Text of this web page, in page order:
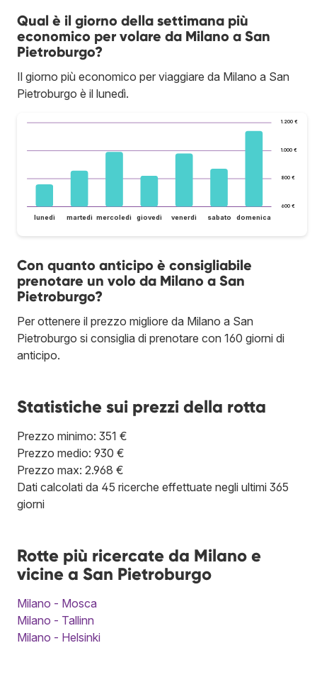
Qual è il giorno della settimana più
economico per volare da Milano a San
Pietroburgo?
Il giorno più economico per viaggiare da Milano a San
Pietroburgo è il lunedì.
600 €
800 €
1.000 €
1.200 €
lunedì martedì mercoledì giovedì venerdì sabato domenica
Con quanto anticipo è consigliabile
prenotare un volo da Milano a San
Pietroburgo?
Per ottenere il prezzo migliore da Milano a San
Pietroburgo si consiglia di prenotare con 160 giorni di
anticipo.
Statistiche sui prezzi della rotta
Prezzo minimo: 351 €
Prezzo medio: 930 €
Prezzo max: 2.968 €
Dati calcolati da 45 ricerche effettuate negli ultimi 365
giorni
Rotte più ricercate da Milano e
vicine a San Pietroburgo
Milano - Mosca
Milano - Tallinn
Milano - Helsinki